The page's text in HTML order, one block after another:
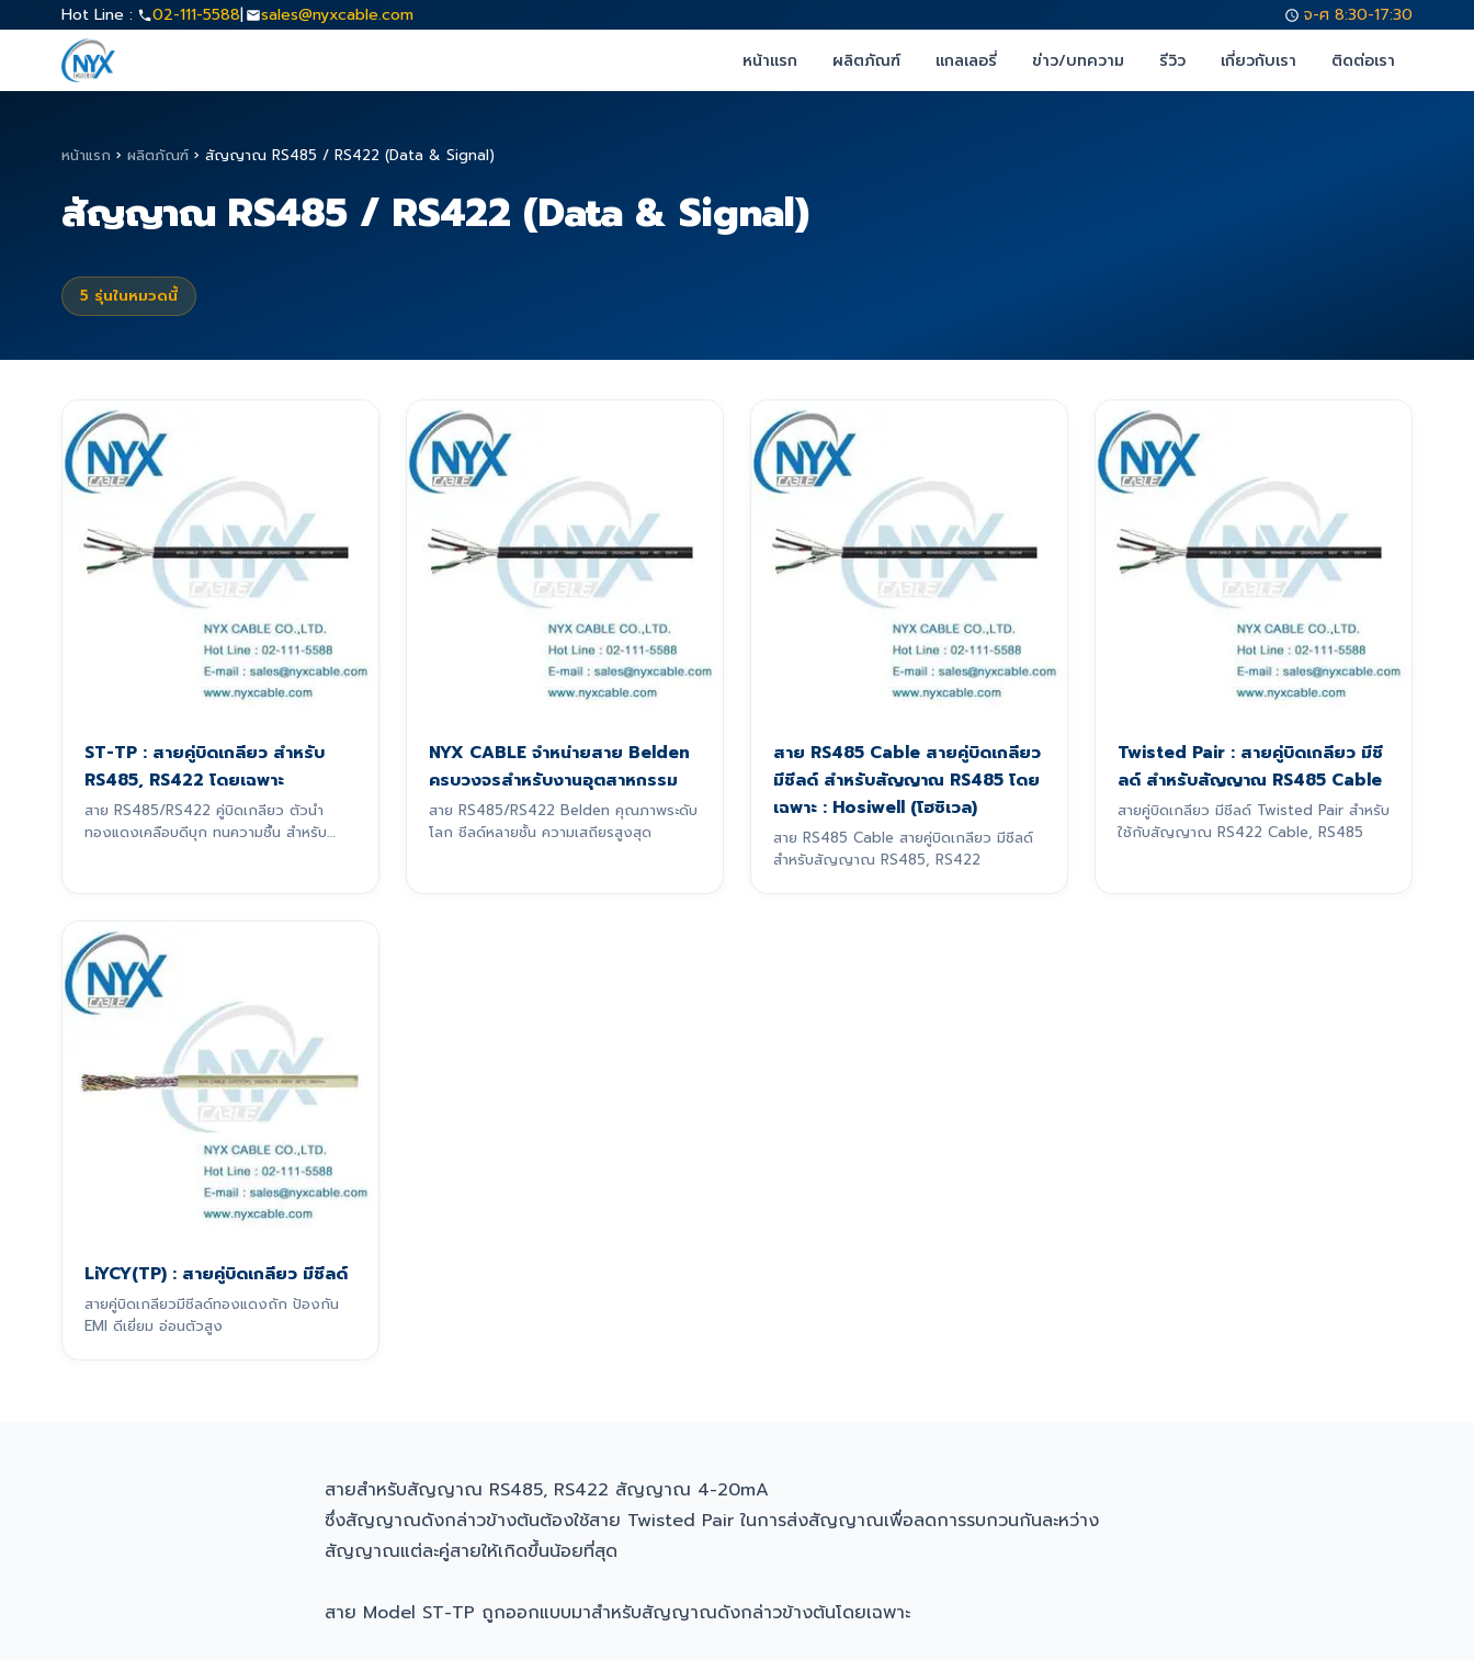
Hot Line : 02-111-5588| sales@nyxcable.com
จ-ศ 8:30-17:30
หน้าแรก
ผลิตภัณฑ์ แกลเลอรี่ ข่าว/บทความ รีวิว เกี่ยวกับเรา ติดต่อเรา
หน้าแรก › ผลิตภัณฑ์ › สัญญาณ RS485 / RS422 (Data & Signal)
สัญญาณ RS485 / RS422 (Data & Signal)
5 รุ่นในหมวดนี้
ST-TP : สายคู่บิดเกลียว สำหรับ
RS485, RS422 โดยเฉพาะ
สาย RS485/RS422 คู่บิดเกลียว ตัวนำ
ทองแดงเคลือบดีบุก ทนความชื้น สำหรับ
NYX CABLE จำหน่ายสาย Belden
ครบวงจรสำหรับงานอุตสาหกรรม
สาย RS485/RS422 Belden คุณภาพระดับ
โลก ชีลด์หลายชั้น ความเสถียรสูงสุด
สาย RS485 Cable สายคู่บิดเกลียว
มีชีลด์ สำหรับสัญญาณ RS485 โดย
เฉพาะ : Hosiwell (โฮซิเวล)
สาย RS485 Cable สายคู่บิดเกลียว มีชีลด์
สำหรับสัญญาณ RS485, RS422
Twisted Pair : สายคู่บิดเกลียว มีชี
ลด์ สำหรับสัญญาณ RS485 Cable
สายคู่บิดเกลียว มีชีลด์ Twisted Pair สำหรับ
ใช้กับสัญญาณ RS422 Cable, RS485
LiYCY(TP) : สายคู่บิดเกลียว มีชีลด์
สายคู่บิดเกลียวมีชีลด์ทองแดงถัก ป้องกัน
EMI ดีเยี่ยม อ่อนตัวสูง
สายสำหรับสัญญาณ RS485, RS422 สัญญาณ 4-20mA
ซึ่งสัญญาณดังกล่าวข้างต้นต้องใช้สาย Twisted Pair ในการส่งสัญญาณเพื่อลดการรบกวนกันละหว่าง
สัญญาณแต่ละคู่สายให้เกิดขึ้นน้อยที่สุด
สาย Model ST-TP ถูกออกแบบมาสำหรับสัญญาณดังกล่าวข้างต้นโดยเฉพาะ